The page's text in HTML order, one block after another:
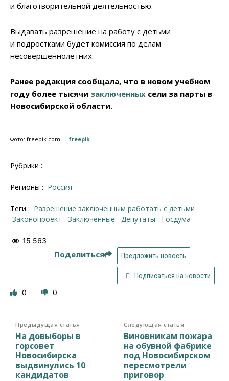
и благотворительной деятельностью.
Выдавать разрешение на работу с детьми
и подростками будет комиссия по делам
несовершеннолетних.
Ранее редакция сообщала, что в новом учебном
году более тысячи заключенных сели за парты в
Новосибирской области.
Фото: freepik.com — freepik
Рубрики :
Регионы : Россия
Теги :
разрешение заключенным работать с детьми
законопроект
заключенные депутаты Госдума
15 563
Поделиться Предложить новость
Подписаться на новости
0 0
Предыдущая статья
На довыборы в
горсовет
Новосибирска
выдвинулись 10
кандидатов
Следующая статья
Виновникам пожара
на обувной фабрике
под Новосибирском
пересмотрели
приговор